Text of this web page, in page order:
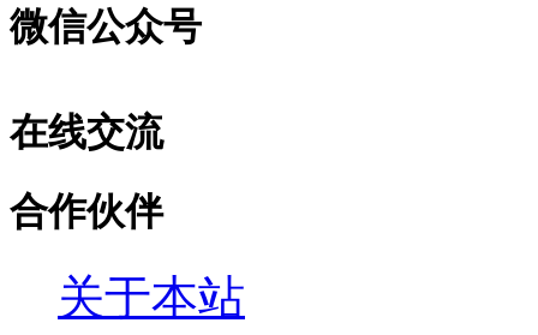
微信公众号
在线交流
合作伙伴
关于本站